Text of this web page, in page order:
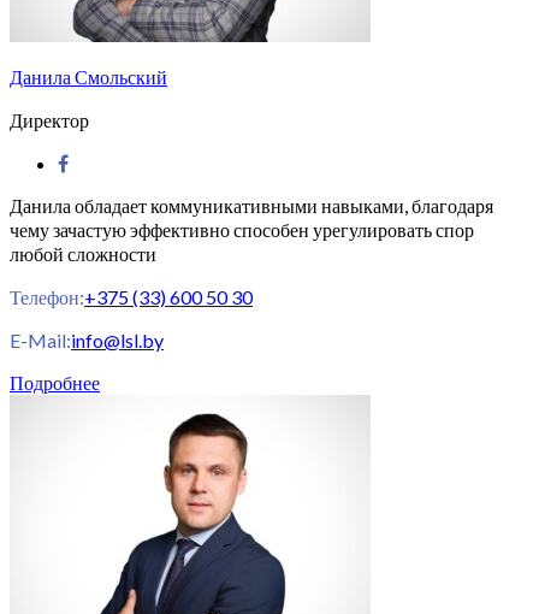
Данила Смольский
Директор
Данила обладает коммуникативными навыками, благодаря
чему зачастую эффективно способен урегулировать спор
любой сложности
Телефон:+375 (33) 600 50 30
E-Mail:info@lsl.by
Подробнее